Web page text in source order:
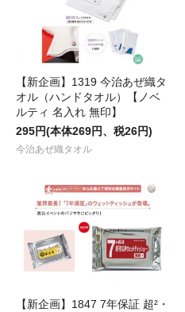
【新企画】1319 今治あぜ織タ
オル（ハンドタオル）【ノベ
ルティ 名入れ 無印】
295円(本体269円、税26円)
今治あぜ織タオル
【新企画】1847 7年保証 超²・